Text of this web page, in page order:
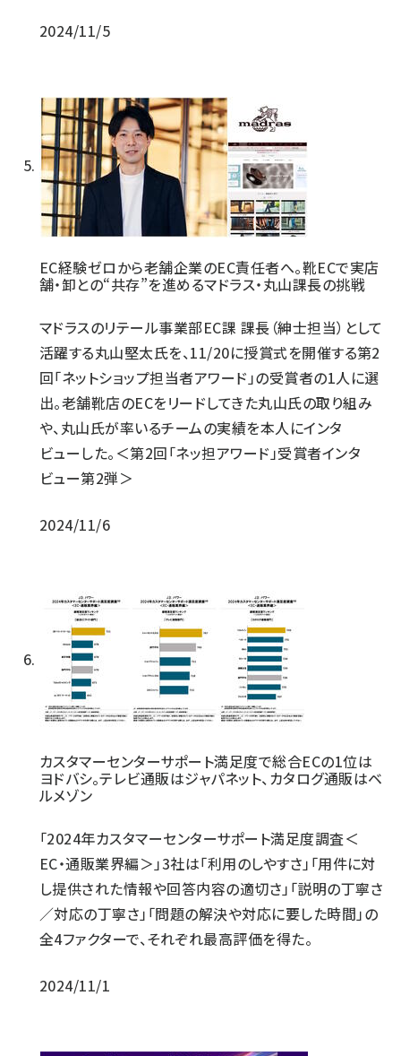
2024/11/5
EC経験ゼロから老舗企業のEC責任者へ。靴ECで実店
舗・卸との“共存”を進めるマドラス・丸山課長の挑戦
マドラスのリテール事業部EC課 課長（紳士担当）として
活躍する丸山堅太氏を、11/20に授賞式を開催する第2
回「ネットショップ担当者アワード」の受賞者の1人に選
出。老舗靴店のECをリードしてきた丸山氏の取り組み
や、丸山氏が率いるチームの実績を本人にインタ
ビューした。＜第2回「ネッ担アワード」受賞者インタ
ビュー第2弾＞
2024/11/6
カスタマーセンターサポート満足度で総合ECの1位は
ヨドバシ。テレビ通販はジャパネット、カタログ通販はベ
ルメゾン
「2024年カスタマーセンターサポート満足度調査＜
EC・通販業界編＞」3社は「利用のしやすさ」「用件に対
し提供された情報や回答内容の適切さ」「説明の丁寧さ
／対応の丁寧さ」「問題の解決や対応に要した時間」の
全4ファクターで、それぞれ最高評価を得た。
2024/11/1